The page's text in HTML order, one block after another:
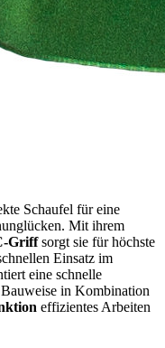
Schaufel für eine
Mit ihrem
Griffsorgt sie für höchste
Einsatz im
eine schnelle
in Kombination
effizientes Arbeiten